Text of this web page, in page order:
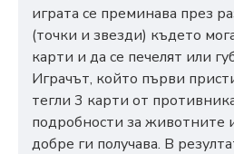
играта се преминава през
(точки и звезди) където
карти и да се печелят или
Играчът, който първи
тегли 3 карти от
подробности за животните
добре ги получава. В